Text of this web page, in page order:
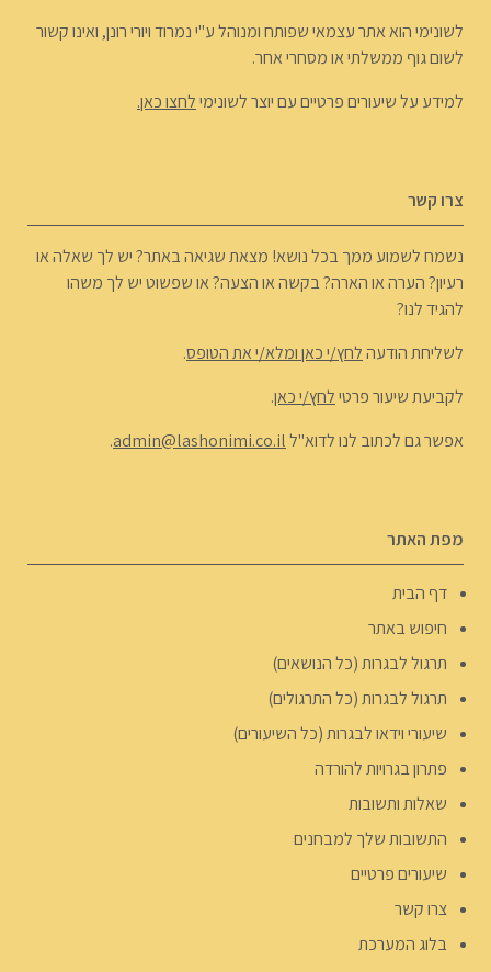
לשונימי הוא אתר עצמאי שפותח ומנוהל ע"י נמרוד ויורי רונן, ואינו קשור
לשום גוף ממשלתי או מסחרי אחר.
למידע על שיעורים פרטיים עם יוצר לשונימילחצו כאן.
צרו קשר
נשמח לשמוע ממך בכל נושא! מצאת שגיאה באתר? יש לך שאלה או
רעיון? הערה או הארה? בקשה או הצעה? או שפשוט יש לך משהו
להגיד לנו?
לשליחת הודעהלחץ/י כאן ומלא/י את הטופס.
לקביעת שיעור פרטילחץ/י כאן.
אפשר גם לכתוב לנו לדוא"לadmin@lashonimi.co.il
.
מפת האתר
דף הבית
חיפוש באתר
תרגול לבגרות (כל הנושאים)
תרגול לבגרות (כל התרגולים)
שיעורי וידאו לבגרות (כל השיעורים)
פתרון בגרויות להורדה
שאלות ותשובות
התשובות שלך למבחנים
שיעורים פרטיים
צרו קשר
בלוג המערכת